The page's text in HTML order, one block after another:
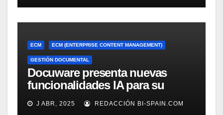
ECM ECM (ENTERPRISE CONTENT MANAGEMENT)
GESTIÓN DOCUMENTAL
Docuware presenta nuevas
funcionalidades IA para su
gestión documental
J ABR, 2025 REDACCIÓN BI-SPAIN.COM